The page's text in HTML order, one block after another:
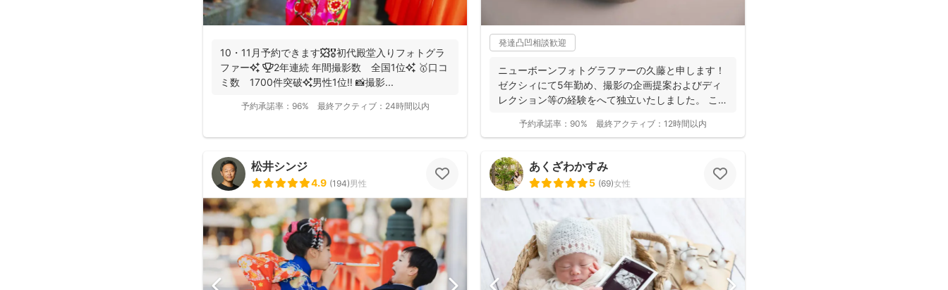
10・11月予約できます🍁🎖初代殿堂入りフォトグラ
ファー✨ 🏆2年連続 年間撮影数 全国1位✨ 🥇口コ
ミ数 1700件突破✨男性1位‼️ 📸撮影...
予約承諾率： 96% 最終アクティブ： 24時間以内
発達凸凹相談歓迎
ニューボーンフォトグラファーの久藤と申します！
ゼクシィにて5年勤め、撮影の企画提案およびディ
レクション等の経験をへて独立いたしました。 これ
予約承諾率： 90% 最終アクティブ： 12時間以内
松井シンジ
4.9 (194)男性
あくざわかすみ
5 (69)女性